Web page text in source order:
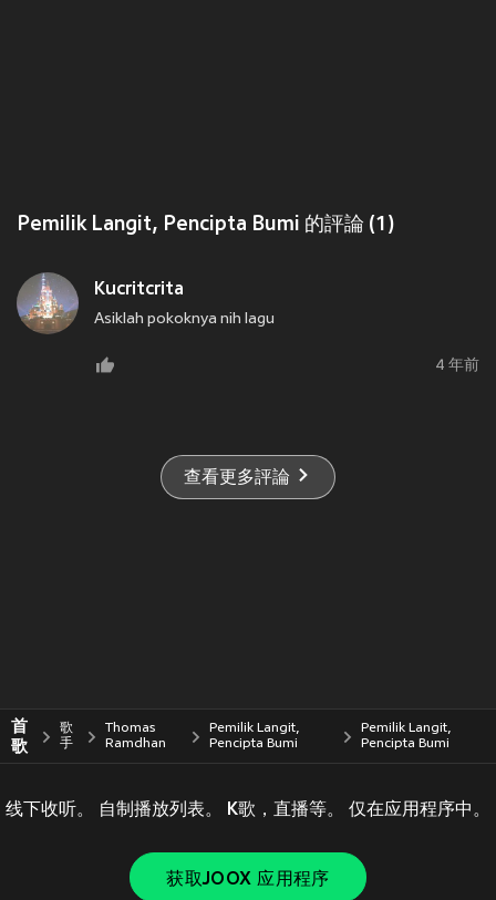
Pemilik Langit, Pencipta Bumi 的評論 (1)
Kucritcrita
Asiklah pokoknya nih lagu
4 年前
查看更多評論
首
歌
歌
手
Thomas
Ramdhan
Pemilik Langit,
Pencipta Bumi
Pemilik Langit,
Pencipta Bumi
线下收听。 自制播放列表。 K歌，直播等。 仅在应用程序中。
获取JOOX 应用程序